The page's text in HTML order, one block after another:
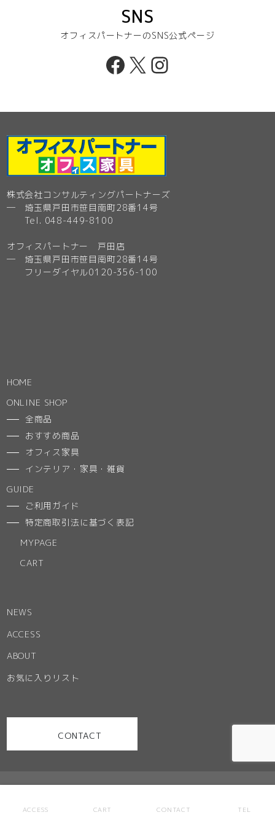
SNS
オフィスパートナーのSNS公式ページ
Facebook
X Instagram
お問い合わせ 特定商取引法に基づく表記 ご利用規約
プライバシーポリシー サイトマップ
株式会社コンサルティングパートナーズ
─ 埼玉県戸田市笹目南町28番14号
Tel. 048-449-8100
オフィスパートナー 戸田店
─ 埼玉県戸田市笹目南町28番14号
フリーダイヤル0120-356-100
HOME
ONLINE SHOP
全商品
おすすめ商品
オフィス家具
インテリア・家具・雑貨
GUIDE
ご利用ガイド
特定商取引法に基づく表記
MYPAGE
CART
NEWS
ACCESS
ABOUT
お気に入りリスト
CONTACT
ACCESS CART CONTACT TEL